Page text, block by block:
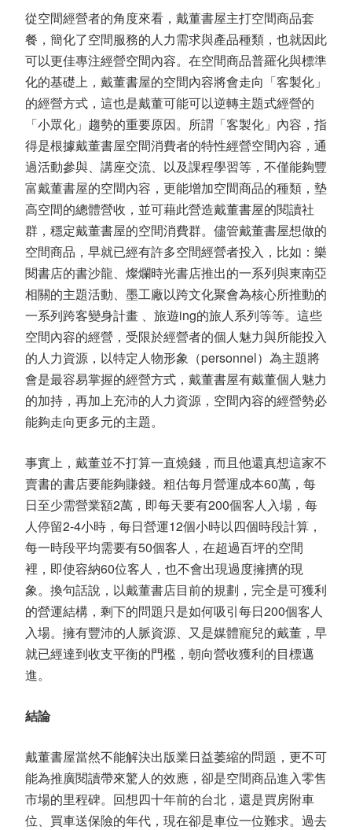
從空間經營者的角度來看，戴董書屋主打空間商品套
餐，簡化了空間服務的人力需求與產品種類，也就因此
可以更佳專注經營空間內容。在空間商品普羅化與標準
化的基礎上，戴董書屋的空間內容將會走向「客製化」
的經營方式，這也是戴董可能可以逆轉主題式經營的
「小眾化」趨勢的重要原因。所謂「客製化」內容，指
得是根據戴董書屋空間消費者的特性經營空間內容，通
過活動參與、講座交流、以及課程學習等，不僅能夠豐
富戴董書屋的空間內容，更能增加空間商品的種類，墊
高空間的總體營收，並可藉此營造戴董書屋的閱讀社
群，穩定戴董書屋的空間消費群。儘管戴董書屋想做的
空間商品，早就已經有許多空間經營者投入，比如：樂
閱書店的書沙龍、燦爛時光書店推出的一系列與東南亞
相關的主題活動、墨工廠以跨文化聚會為核心所推動的
一系列跨客變身計畫 、旅遊ing的旅人系列等等。這些
空間內容的經營，受限於經營者的個人魅力與所能投入
的人力資源，以特定人物形象（personnel）為主題將
會是最容易掌握的經營方式，戴董書屋有戴董個人魅力
的加持，再加上充沛的人力資源，空間內容的經營勢必
能夠走向更多元的主題。
事實上，戴董並不打算一直燒錢，而且他還真想這家不
賣書的書店要能夠賺錢。粗估每月營運成本60萬，每
日至少需營業額2萬，即每天要有200個客人入場，每
人停留2-4小時，每日營運12個小時以四個時段計算，
每一時段平均需要有50個客人，在超過百坪的空間
裡，即使容納60位客人，也不會出現過度擁擠的現
象。換句話說，以戴董書店目前的規劃，完全是可獲利
的營運結構，剩下的問題只是如何吸引每日200個客人
入場。擁有豐沛的人脈資源、又是媒體寵兒的戴董，早
就已經達到收支平衡的門檻，朝向營收獲利的目標邁
進。
結論
戴董書屋當然不能解決出版業日益萎縮的問題，更不可
能為推廣閱讀帶來驚人的效應，卻是空間商品進入零售
市場的里程碑。回想四十年前的台北，還是買房附車
位、買車送保險的年代，現在卻是車位一位難求。過去